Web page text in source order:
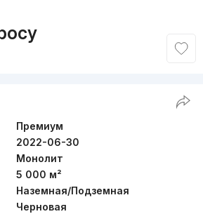
Премиум
2022-06-30
Монолит
5 000 м²
Наземная/Подземная
Черновая